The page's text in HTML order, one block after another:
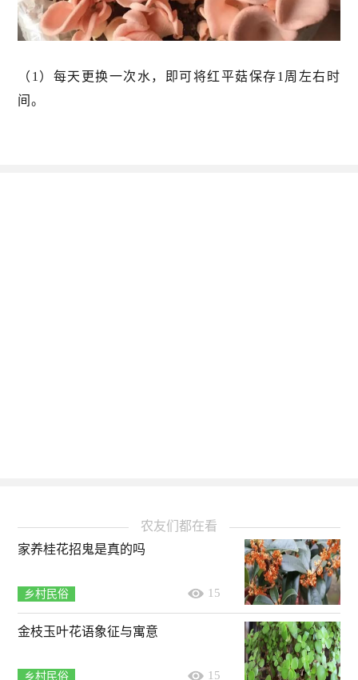
（1）每天更换一次水，即可将红平菇保存1周左右时
间。
农友们都在看
家养桂花招鬼是真的吗
乡村民俗 15
金枝玉叶花语象征与寓意
乡村民俗 15